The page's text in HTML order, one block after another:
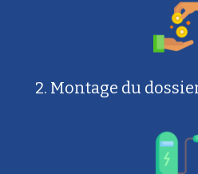
2. Montage du